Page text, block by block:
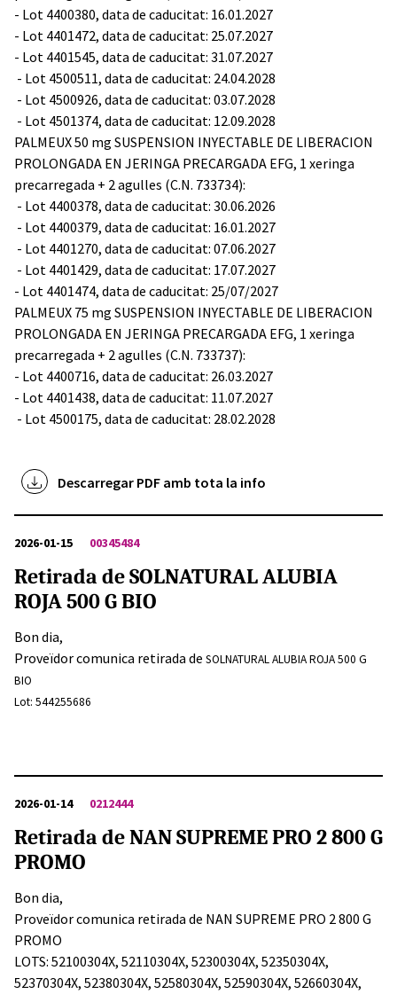
- Lot 4400380, data de caducitat: 16.01.2027
- Lot 4401472, data de caducitat: 25.07.2027
- Lot 4401545, data de caducitat: 31.07.2027
- Lot 4500511, data de caducitat: 24.04.2028
- Lot 4500926, data de caducitat: 03.07.2028
- Lot 4501374, data de caducitat: 12.09.2028
PALMEUX 50 mg SUSPENSION INYECTABLE DE LIBERACION
PROLONGADA EN JERINGA PRECARGADA EFG, 1 xeringa
precarregada + 2 agulles (C.N. 733734):
- Lot 4400378, data de caducitat: 30.06.2026
- Lot 4400379, data de caducitat: 16.01.2027
- Lot 4401270, data de caducitat: 07.06.2027
- Lot 4401429, data de caducitat: 17.07.2027
- Lot 4401474, data de caducitat: 25/07/2027
PALMEUX 75 mg SUSPENSION INYECTABLE DE LIBERACION
PROLONGADA EN JERINGA PRECARGADA EFG, 1 xeringa
precarregada + 2 agulles (C.N. 733737):
- Lot 4400716, data de caducitat: 26.03.2027
- Lot 4401438, data de caducitat: 11.07.2027
- Lot 4500175, data de caducitat: 28.02.2028
Descarregar PDF amb tota la info
2026-01-15 00345484
Retirada de SOLNATURAL ALUBIA
ROJA 500 G BIO
Bon dia,
Proveïdor comunica retirada de SOLNATURAL ALUBIA ROJA 500 G
BIO
Lot: 544255686
2026-01-14 0212444
Retirada de NAN SUPREME PRO 2 800 G
PROMO
Bon dia,
Proveïdor comunica retirada de NAN SUPREME PRO 2 800 G
PROMO
LOTS: 52100304X, 52110304X, 52300304X, 52350304X,
52370304X, 52380304X, 52580304X, 52590304X, 52660304X,